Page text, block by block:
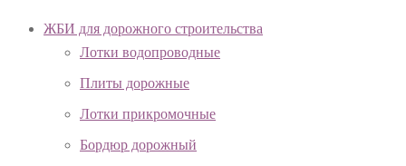
ЖБИ для дорожного строительства
Лотки водопроводные
Плиты дорожные
Лотки прикромочные
Бордюр дорожный